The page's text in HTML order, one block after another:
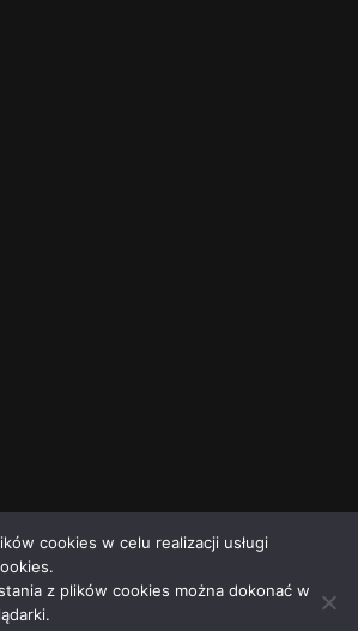
cookies w celu realizacji usługi
z plików cookies można dokonać w